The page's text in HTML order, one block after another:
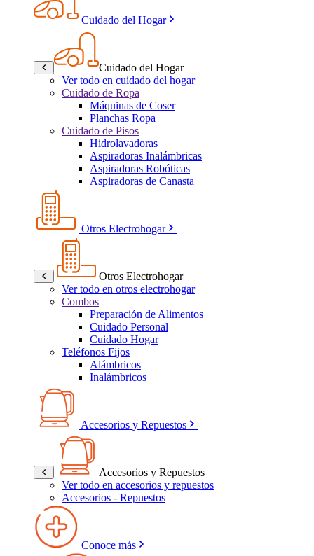
Cuidado del Hogar
Cuidado del Hogar
Ver todo en cuidado del hogar
Cuidado de Ropa
Máquinas de Coser
Planchas Ropa
Cuidado de Pisos
Hidrolavadoras
Aspiradoras Inalámbricas
Aspiradoras Robóticas
Aspiradoras de Canasta
Otros Electrohogar
Otros Electrohogar
Ver todo en otros electrohogar
Combos
Preparación de Alimentos
Cuidado Personal
Cuidado Hogar
Teléfonos Fijos
Alámbricos
Inalámbricos
Accesorios y Repuestos
Accesorios y Repuestos
Ver todo en accesorios y repuestos
Accesorios - Repuestos
Conoce más